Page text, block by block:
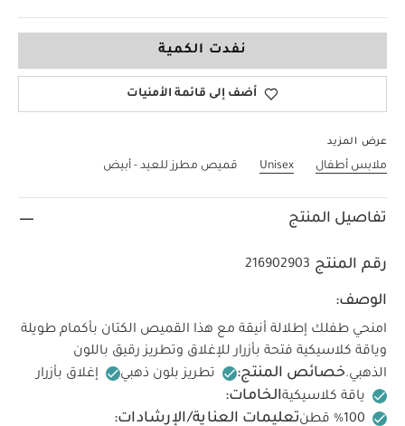
نفدت الكمية
أضف إلى قائمة الأمنيات
عرض المزيد
ملابس أطفال Unisex قميص مطرز للعيد - أبيض
تفاصيل المنتج
رقم المنتج 216902903
الوصف:
امنحي طفلك إطلالة أنيقة مع هذا القميص الكتان بأكمام طويلة
وياقة كلاسيكية فتحة بأزرار للإغلاق وتطريز رقيق باللون
الذهبي.خصائص المنتج: تطريز بلون ذهبي
إغلاق بأزرار
ياقة كلاسيكيةالخامات:
تعليمات العناية/الإرشادات: